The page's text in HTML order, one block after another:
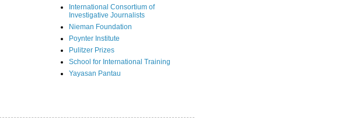
International Consortium of
Investigative Journalists
Nieman Foundation
Poynter Institute
Pulitzer Prizes
School for International Training
Yayasan Pantau